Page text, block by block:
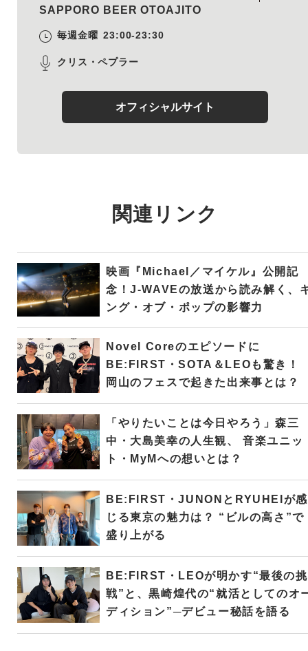
SAPPORO BEER OTOAJITO
毎週金曜 23:00-23:30
クリス・ペプラー
オフィシャルサイト
関連リンク
映画『Michael／マイケル』公開記
念！J-WAVEの放送から読み解く、
ング・オブ・ポップの影響力
Novel Coreのエピソードに
BE:FIRST・SOTA＆LEOも驚き！
岡山のフェスで起きた出来事とは？
「やりたいことは今日やろう」森三
中・大島美幸の人生観、 音楽ユニッ
ト・MyMへの想いとは？
BE:FIRST・JUNONとRYUHEIが感
じる東京の魅力は？ “ビルの高さ”で
盛り上がる
BE:FIRST・LEOが明かす“最後の挑
戦”と、黒崎煌代の“就活としてのオ
ディション”─デビュー秘話を語る